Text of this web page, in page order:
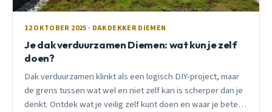
12 OKTOBER 2025 · DAKDEKKER DIEMEN
Je dak verduurzamen Diemen: wat kun je zelf
doen?
Dak verduurzamen klinkt als een logisch DIY-project, maar
de grens tussen wat wel en niet zelf kan is scherper dan je
denkt. Ontdek wat je veilig zelf kunt doen en waar je beter